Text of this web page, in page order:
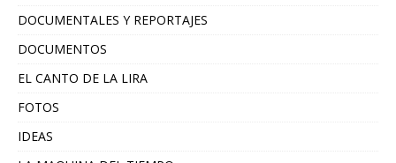
DOCUMENTALES Y REPORTAJES
DOCUMENTOS
EL CANTO DE LA LIRA
FOTOS
IDEAS